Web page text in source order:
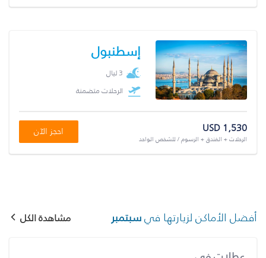
إسطنبول
3 ليال
الرحلات متضمنة
USD 1,530
الرحلات + الفندق + الرسوم / للشخص الواحد
احجز الآن
أفضل الأماكن لزيارتها فيسبتمبر مشاهدة الكل